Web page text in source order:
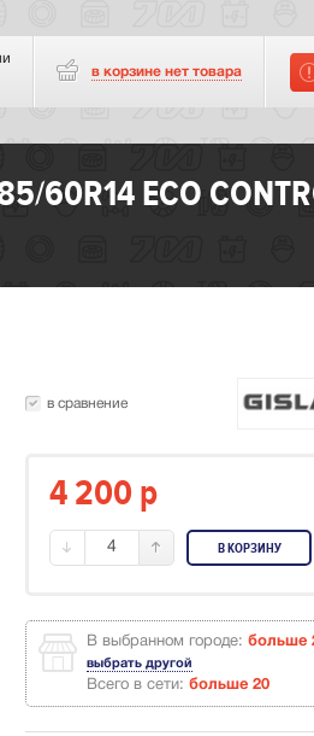
в корзине нет товара
60R14 ECO
в сравнение
4 200 p
4 В КОРЗИНУ
В выбранном городе:
выбрать другой
Всего в сети:больше 20